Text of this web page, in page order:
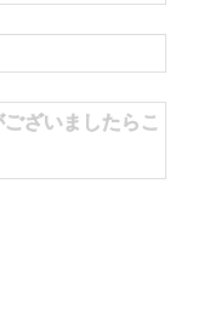
ざいましたらこ